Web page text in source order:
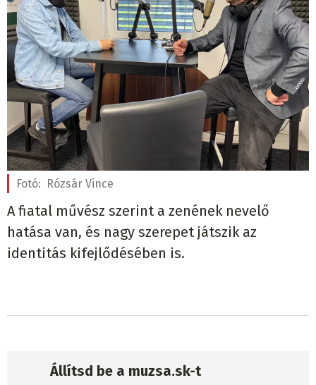
Fotó: Rózsár Vince
A fiatal művész szerint a zenének nevelő
hatása van, és nagy szerepet játszik az
identitás kifejlődésében is.
Állítsd be a muzsa.sk-t